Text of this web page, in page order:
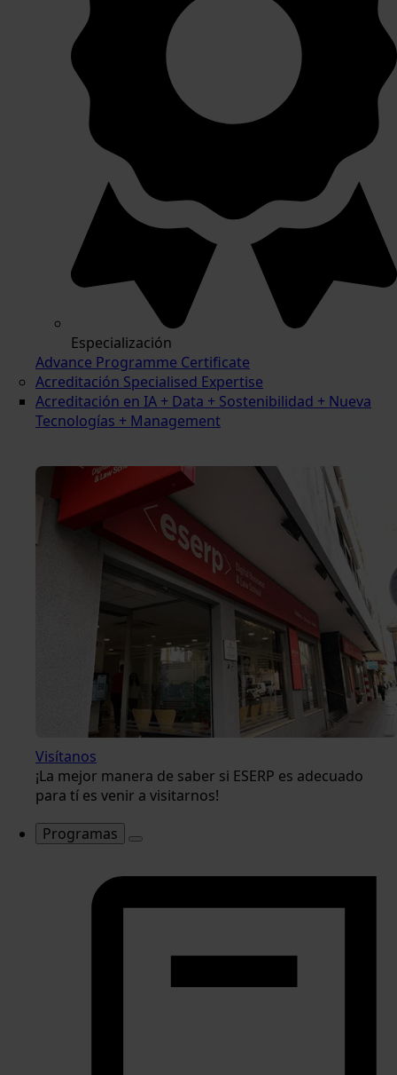
Especialización
Advance Programme Certificate
Acreditación Specialised Expertise
Acreditación en IA + Data + Sostenibilidad + Nueva
Tecnologías + Management
Visítanos
¡La mejor manera de saber si ESERP es adecuado
para tí es venir a visitarnos!
Programas